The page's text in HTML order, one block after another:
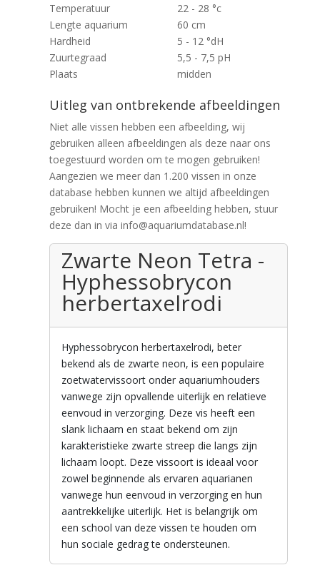
Temperatuur
22 - 28 °c
Lengte aquarium
60 cm
Hardheid
5 - 12 °dH
Zuurtegraad
5,5 - 7,5 pH
Plaats
midden
Uitleg van ontbrekende afbeeldingen
Niet alle vissen hebben een afbeelding, wij
gebruiken alleen afbeeldingen als deze naar ons
toegestuurd worden om te mogen gebruiken!
Aangezien we meer dan 1.200 vissen in onze
database hebben kunnen we altijd afbeeldingen
gebruiken! Mocht je een afbeelding hebben, stuur
deze dan in via info@aquariumdatabase.nl!
Zwarte Neon Tetra -
Hyphessobrycon
herbertaxelrodi
Hyphessobrycon herbertaxelrodi, beter
bekend als de zwarte neon, is een populaire
zoetwatervissoort onder aquariumhouders
vanwege zijn opvallende uiterlijk en relatieve
eenvoud in verzorging. Deze vis heeft een
slank lichaam en staat bekend om zijn
karakteristieke zwarte streep die langs zijn
lichaam loopt. Deze vissoort is ideaal voor
zowel beginnende als ervaren aquarianen
vanwege hun eenvoud in verzorging en hun
aantrekkelijke uiterlijk. Het is belangrijk om
een school van deze vissen te houden om
hun sociale gedrag te ondersteunen.